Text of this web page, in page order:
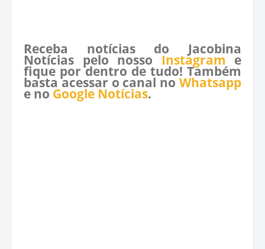
Receba notícias do Jacobina
Notícias pelo nosso Instagram e
fique por dentro de tudo! Também
basta acessar o canal no Whatsapp
e no Google Notícias.